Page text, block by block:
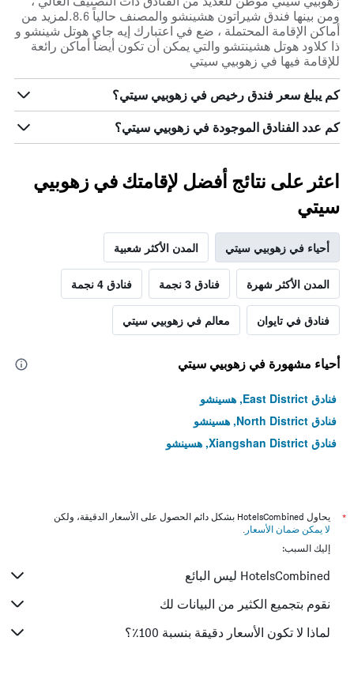
ومن بينها فندق شيراتون هشينشو والمصنف حالياً 8.6.لمزيد من
أماكن الإقامة المحتملة ، ضع في اعتبارك إيه جاي هوتل شينشو و
ذا كلاود هوتل هشينتشو والتي يمكن أن تكون أيضاً أماكن رائعة
للإقامة فيها في زهوبيي سيتي
كم يبلغ سعر فندق رخيص في زهوبيي سيتي؟
كم عدد الفنادق الموجودة في زهوبيي سيتي؟
اعثر على نتائج أفضل لإقامتك في زهوبيي
سيتي
أحياء في زهوبيي سيتي المدن الأكثر شعبية
المدن الأكثر شهرة فنادق 3 نجمة فنادق 4 نجمة
فنادق في تايوان معالم في زهوبيي سيتي
أحياء مشهورة في زهوبيي سيتي
فنادق East District, هسينشو
فنادق North District, هسينشو
فنادق Xiangshan District, هسينشو
*
يحاول HotelsCombined بشكل دائم الحصول على الأسعار الدقيقة، ولكن
لا يمكن ضمان الأسعار .
إليك السبب:
HotelsCombined ليس البائع
نقوم بتجميع الكثير من البيانات لك
لماذا لا تكون الأسعار دقيقة بنسبة 100٪؟